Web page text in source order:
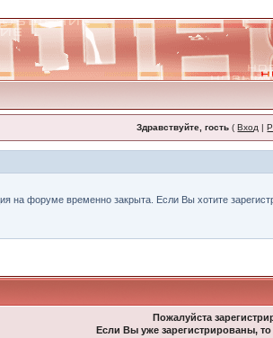
Здравствуйте, гость (Вход |
на форуме временно закрыта. Если Вы хотите
Пожалуйста
Если Вы уже зарегистрированы,